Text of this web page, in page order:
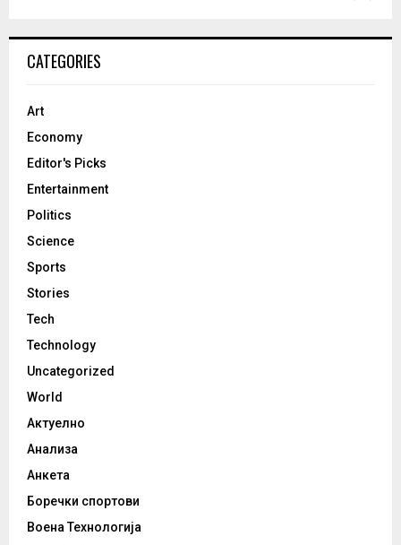
CATEGORIES
Art
Economy
Editor's Picks
Entertainment
Politics
Science
Sports
Stories
Tech
Technology
Uncategorized
World
Актуелно
Анализа
Анкета
Боречки спортови
Воена Технологија